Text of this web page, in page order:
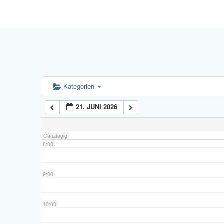
Kategorien
21. JUNI 2026
Ganztägig
6:00
7:00
8:00
9:00
10:00